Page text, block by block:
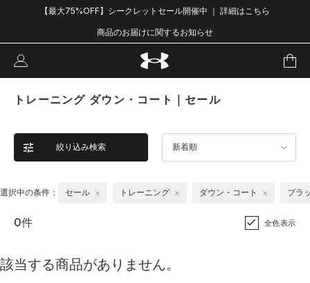
【最大75%OFF】シークレットセール開催中 ｜ 詳細はこちら
商品のお届けに関するお知らせ
トレーニング ダウン・コート｜セール
絞り込み検索 新着順
選択中の条件： セール トレーニング ダウン・コート ブラ
0件 全色表示
該当する商品がありません。